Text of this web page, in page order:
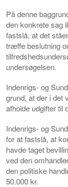
På denne
den konkrete sag
fastslå, at det
træffe beslutning
undersøgelsen.
Indenrigs- og
grund, at der i det
afholde udgifter til
Indenrigs- og
for at fastslå, at
havde taget
ved den
den politiske
50.000 kr.